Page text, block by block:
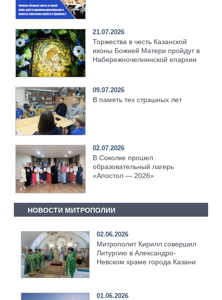
21.07.2026
Торжества в честь Казанской
иконы Божией Матери пройдут в
Набережночелнинской епархии
09.07.2026
В память тех страшных лет
02.07.2026
В Соколке прошел
образовательный лагерь
«Апостол — 2026»
НОВОСТИ МИТРОПОЛИИ
02.06.2026
Митрополит Кирилл совершил
Литургию в Александро-
Невском храме города Казани
01.06.2026